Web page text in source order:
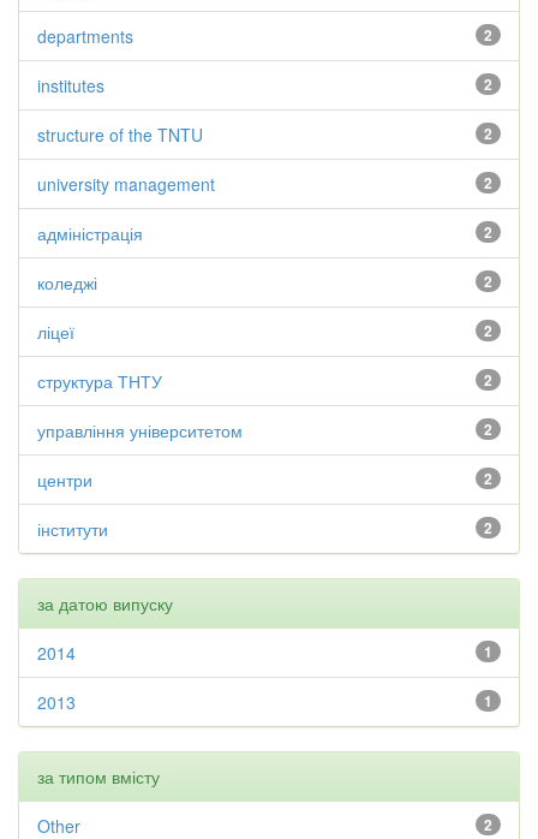
2
departments
2
institutes
2
structure of the TNTU
2
university management
2
адміністрація
2
коледжі
2
ліцеї
2
структура ТНТУ
2
управління університетом
2
центри
2
інститути
за датою випуску
1
2014
1
2013
за типом вмісту
2
Other